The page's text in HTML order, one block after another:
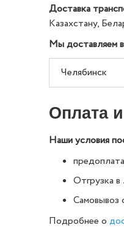
Доставка
Казахстану,
Мы доставляем
Оплата
Наши условия
Отгрузка
Самовывоз
Подробнее о